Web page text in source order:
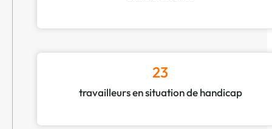
23
travailleurs en situation de handicap